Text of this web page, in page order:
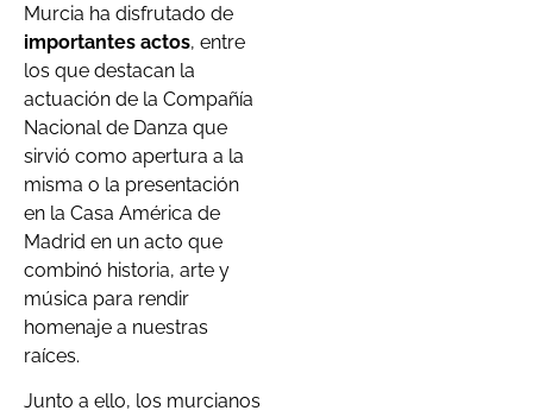
Murcia ha disfrutado de
importantes actos, entre
los que destacan la
actuación de la Compañía
Nacional de Danza que
sirvió como apertura a la
misma o la presentación
en la Casa América de
Madrid en un acto que
combinó historia, arte y
música para rendir
homenaje a nuestras
raíces.
Junto a ello, los murcianos